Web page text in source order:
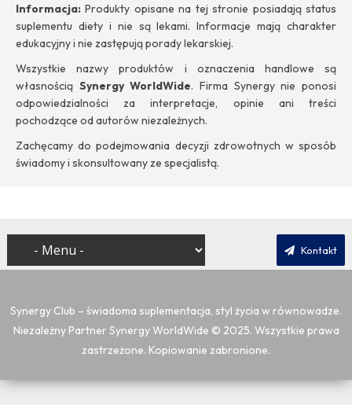
Informacja: Produkty opisane na tej stronie posiadają status
suplementu diety i nie są lekami. Informacje mają charakter
edukacyjny i nie zastępują porady lekarskiej.
Wszystkie nazwy produktów i oznaczenia handlowe są
własnością Synergy WorldWide. Firma Synergy nie ponosi
odpowiedzialności za interpretacje, opinie ani treści
pochodzące od autorów niezależnych.
Zachęcamy do podejmowania decyzji zdrowotnych w sposób
świadomy i skonsultowany ze specjalistą.
Kontakt
Synergy Club – świadoma suplementacja, styl życia w równowadze.
Niezależny Partner Synergy WorldWide © 2025. Wszystkie prawa
zastrzeżone. Kopiowanie zabronione.